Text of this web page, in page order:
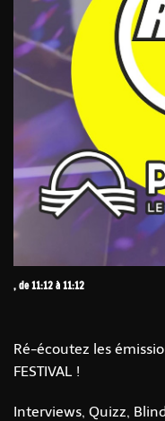
, de 11:12 à 11:12
Ré-écoutez les
FESTIVAL !
Interviews, Quizz,